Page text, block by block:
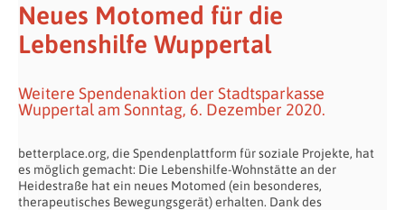
Neues Motomed für die
Lebenshilfe Wuppertal
Weitere Spendenaktion der Stadtsparkasse
Wuppertal am Sonntag, 6. Dezember 2020.
betterplace.org, die Spendenplattform für soziale Projekte, hat
es möglich gemacht: Die Lebenshilfe-Wohnstätte an der
Heidestraße hat ein neues Motomed (ein besonderes,
therapeutisches Bewegungsgerät) erhalten. Dank des